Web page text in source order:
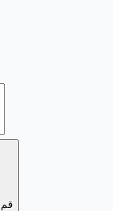
قم